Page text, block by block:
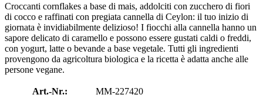
Croccanti cornflakes a base di mais, addolciti con zucchero di fiori
di cocco e raffinati con pregiata cannella di Ceylon: il tuo inizio di
giornata è invidiabilmente delizioso! I fiocchi alla cannella hanno un
sapore delicato di caramello e possono essere gustati caldi o freddi,
con yogurt, latte o bevande a base vegetale. Tutti gli ingredienti
provengono da agricoltura biologica e la ricetta è adatta anche alle
persone vegane.
Art.-Nr.:
MM-227420